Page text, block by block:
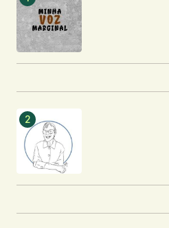
Enviar comentário